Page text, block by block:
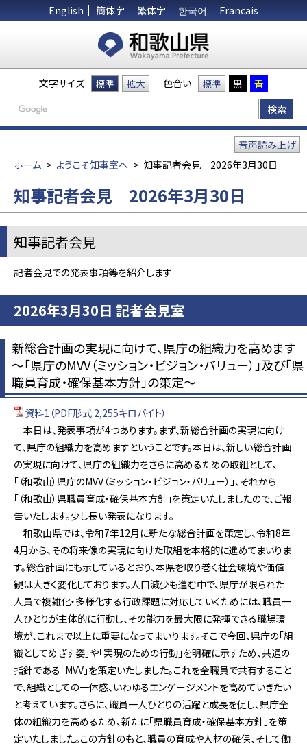
English 簡体字 繁体字 한국어 Francais
文字サイズ 標準 拡大 色合い 標準 黒 青
ホーム > ようこそ知事室へ > 知事記者会見 2026年3月30日
音声読み上げ
知事記者会見 2026年3月30日
知事記者会見
記者会見での発表事項等を紹介します
2026年3月30日 記者会見室
新総合計画の実現に向けて、県庁の組織力を高めます
～「県庁のMVV（ミッション・ビジョン・バリュー）」及び「県
職員育成・確保基本方針」の策定～
資料1（PDF形式 2,255キロバイト）
本日は、発表事項が4つあります。まず、新総合計画の実現に向け
て、県庁の組織力を高めますということです。本日は、新しい総合計画
の実現に向けて、県庁の組織力をさらに高めるための取組として、
「（和歌山）県庁のMVV（ミッション・ビジョン・バリュー）」、それから
「（和歌山）県職員育成・確保基本方針」を策定いたしましたので、ご報
告いたします。少し長い発表になります。
和歌山県では、令和7年12月に新たな総合計画を策定し、令和8年
4月から、その将来像の実現に向けた取組を本格的に進めてまいりま
す。総合計画にも示しているとおり、本県を取り巻く社会環境や価値
観は大きく変化しております。人口減少も進む中で、県庁が限られた
人員で複雑化・多様化する行政課題に対応していくためには、職員一
人ひとりが主体的に行動し、その能力を最大限に発揮できる職場環
境が、これまで以上に重要になってまいります。そこで今回、県庁の「組
織としてめざす姿」や「実現のための行動」を明確に示すため、共通の
指針である「MVV」を策定いたしました。これを全職員で共有すること
で、組織としての一体感、いわゆるエンゲージメントを高めていきたい
と考えています。さらに、職員一人ひとりの活躍と成長を促し、県庁全
体の組織力を高めるため、新たに「県職員育成・確保基本方針」を策
定いたしました。この方針のもと、職員の育成や人材の確保、そして働